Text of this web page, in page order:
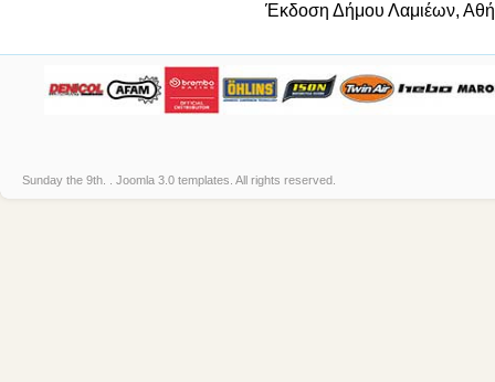
Έκδοση Δήμου Λαμιέων,
Sunday the 9th. . Joomla 3.0 templates . All rights reserved.